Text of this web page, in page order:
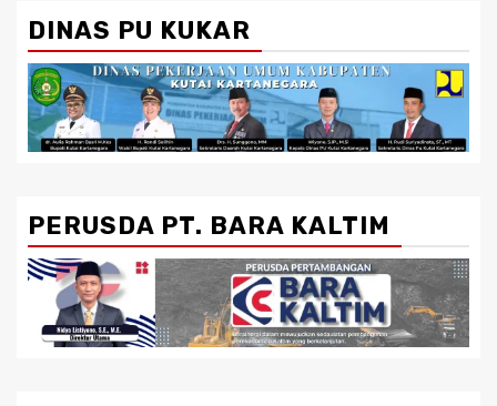
DINAS PU KUKAR
PERUSDA PT. BARA KALTIM